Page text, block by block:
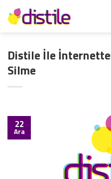
İçeriğe
atla
Distile İle
Silme
22
Ara